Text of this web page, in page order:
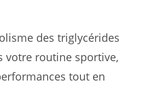
des triglycérides
votre routine sportive,
tout en